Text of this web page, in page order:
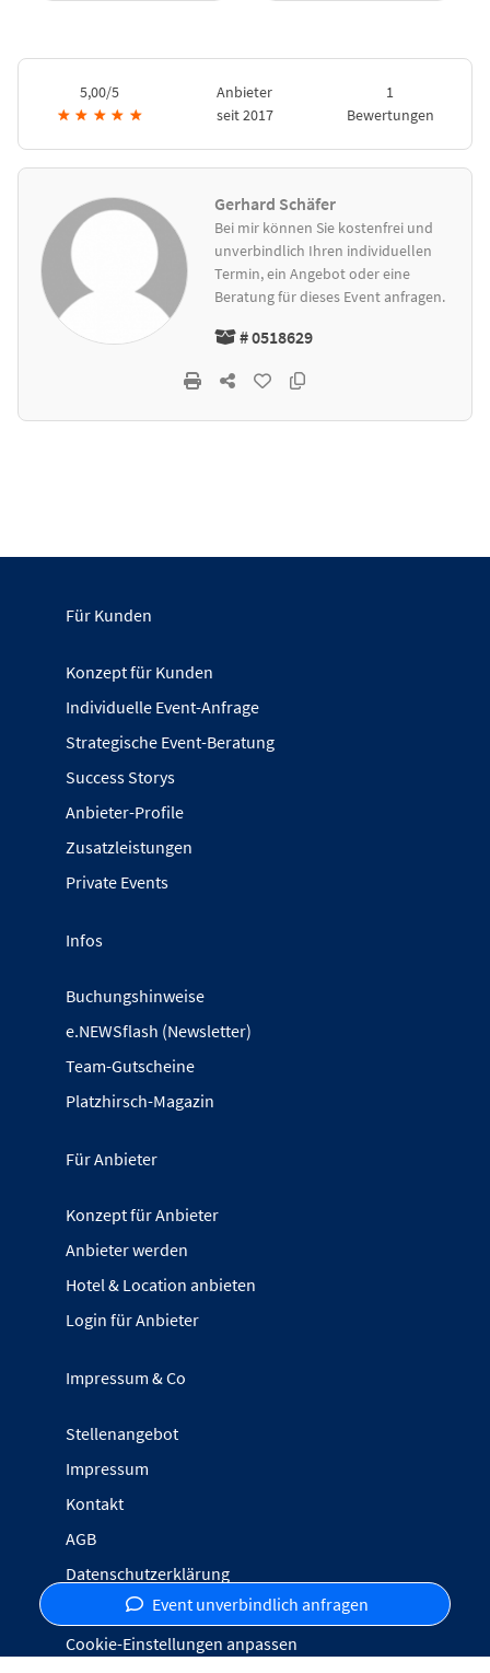
5,00/5
★ ★ ★ ★ ★
Anbieter
seit 2017
1
Bewertungen
Gerhard Schäfer
Bei mir können Sie kostenfrei und
unverbindlich Ihren individuellen
Termin, ein Angebot oder eine
Beratung für dieses Event anfragen.
# 0518629
Event unverbindlich anfragen
Für Kunden
Konzept für Kunden
Individuelle Event-Anfrage
Strategische Event-Beratung
Success Storys
Anbieter-Profile
Zusatzleistungen
Private Events
Infos
Buchungshinweise
e.NEWSflash (Newsletter)
Team-Gutscheine
Platzhirsch-Magazin
Für Anbieter
Konzept für Anbieter
Anbieter werden
Hotel & Location anbieten
Login für Anbieter
Impressum & Co
Stellenangebot
Impressum
Kontakt
AGB
Datenschutzerklärung
Inhalte melden
Cookie-Einstellungen anpassen